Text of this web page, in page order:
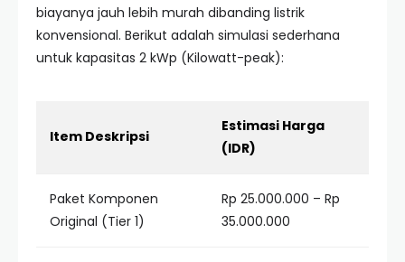
biayanya jauh lebih murah dibanding listrik
konvensional. Berikut adalah simulasi sederhana
untuk kapasitas 2 kWp (Kilowatt-peak):
Item Deskripsi
Estimasi Harga
(IDR)
Paket Komponen
Original (Tier 1)
Rp 25.000.000 – Rp
35.000.000